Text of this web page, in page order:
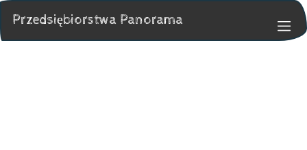
Przedsiębiorstwa Panorama